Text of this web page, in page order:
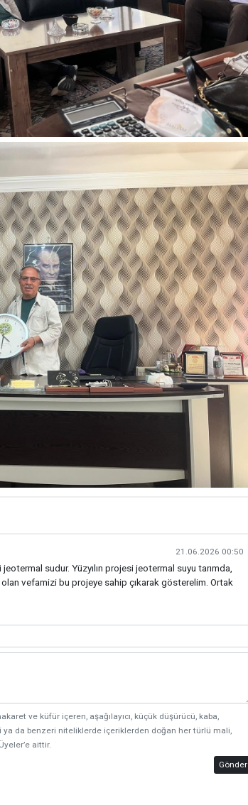
21.06.2026 00:50
sudur. Yüzyılın projesi jeotermal suyu tarımda,
olan vefamizi bu projeye sahip çıkarak gösterelim. Ortak
ve küfür içeren, aşağılayıcı, küçük düşürücü, kaba,
ya da benzeri niteliklerde içeriklerden doğan her türlü mali,
aittir.
Gönder